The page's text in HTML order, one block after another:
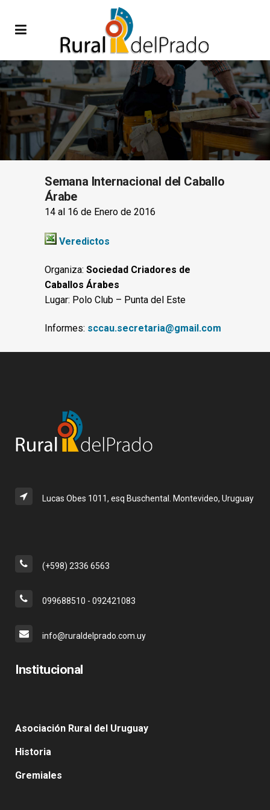
Semana Internacional del Caballo
Árabe
14 al 16 de Enero de 2016
Veredictos
Organiza: Sociedad Criadores de
Caballos Árabes
Lugar: Polo Club – Punta del Este
Informes: sccau.secretaria@gmail.com
Lucas Obes 1011, esq Buschental. Montevideo, Uruguay
(+598) 2336 6563
099688510 - 092421083
info@ruraldelprado.com.uy
Institucional
Asociación Rural del Uruguay
Historia
Gremiales